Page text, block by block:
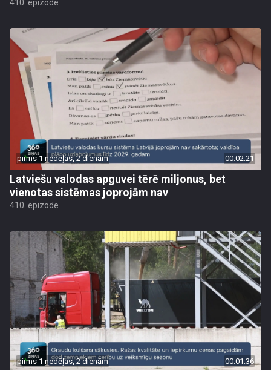
410. epizode
pirms 1 nedēļas, 2 dienām 00:02:21
Latviešu valodas apguvei tērē miljonus, bet
vienotas sistēmas joprojām nav
410. epizode
pirms 1 nedēļas, 2 dienām 00:01:36